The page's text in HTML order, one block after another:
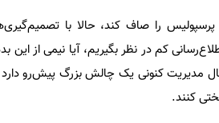
را صاف کند، حالا با
کم در نظر بگیریم، آیا نیمی از
مدیریت کنونی یک چالش بزرگ پیش‌رو دارد
کنند.